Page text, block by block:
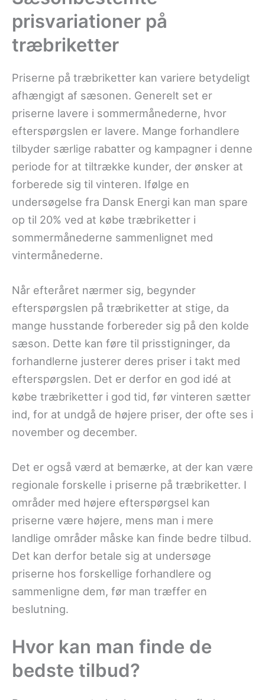
prisvariationer på
træbriketter
Priserne på træbriketter kan variere betydeligt
afhængigt af sæsonen. Generelt set er
priserne lavere i sommermånederne, hvor
efterspørgslen er lavere. Mange forhandlere
tilbyder særlige rabatter og kampagner i denne
periode for at tiltrække kunder, der ønsker at
forberede sig til vinteren. Ifølge en
undersøgelse fra Dansk Energi kan man spare
op til 20% ved at købe træbriketter i
sommermånederne sammenlignet med
vintermånederne.
Når efteråret nærmer sig, begynder
efterspørgslen på træbriketter at stige, da
mange husstande forbereder sig på den kolde
sæson. Dette kan føre til prisstigninger, da
forhandlerne justerer deres priser i takt med
efterspørgslen. Det er derfor en god idé at
købe træbriketter i god tid, før vinteren sætter
ind, for at undgå de højere priser, der ofte ses i
november og december.
Det er også værd at bemærke, at der kan være
regionale forskelle i priserne på træbriketter. I
områder med højere efterspørgsel kan
priserne være højere, mens man i mere
landlige områder måske kan finde bedre tilbud.
Det kan derfor betale sig at undersøge
priserne hos forskellige forhandlere og
sammenligne dem, før man træffer en
beslutning.
Hvor kan man finde de
bedste tilbud?